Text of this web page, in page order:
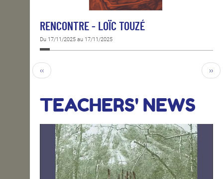
RENCONTRE - LOÏC TOUZÉ
Du 17/11/2025 au 17/11/2025
‹‹ ››
TEACHERS' NEWS